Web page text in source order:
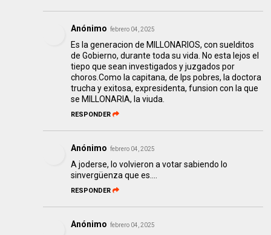
Anónimo febrero 04, 2025
Es la generacion de MILLONARIOS, con suelditos
de Gobierno, durante toda su vida. No esta lejos el
tiepo que sean investigados y juzgados por
choros.Como la capitana, de lps pobres, la doctora
trucha y exitosa, expresidenta, funsion con la que
se MILLONARIA, la viuda.
RESPONDER
Anónimo febrero 04, 2025
A joderse, lo volvieron a votar sabiendo lo
sinvergüenza que es....
RESPONDER
Anónimo febrero 04, 2025